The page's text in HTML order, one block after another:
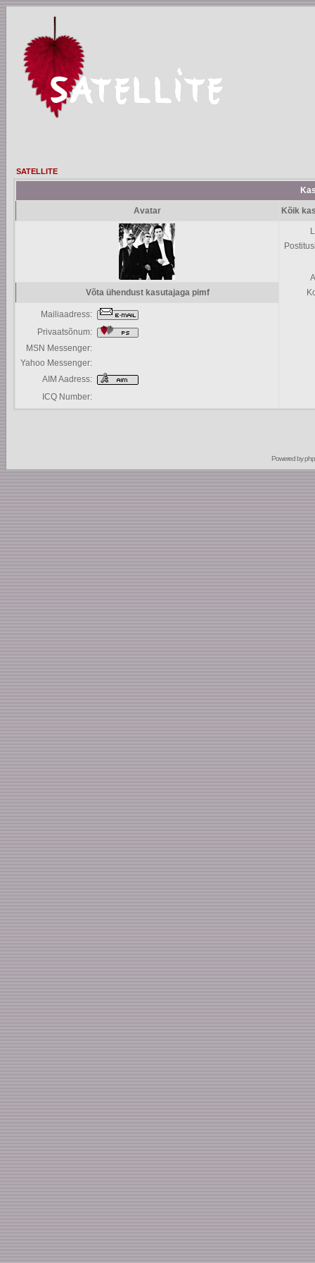
SATELLITE
Avatar Kõik
Võta ühendust kasutajaga pimf
Mailiaadress:
Privaatsõnum:
MSN Messenger:
Yahoo Messenger:
AIM Aadress:
ICQ Number:
Powered by